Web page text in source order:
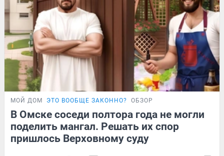
МОЙ ДОМ ЭТО ВООБЩЕ ЗАКОННО? ОБЗОР
В Омске соседи полтора года не могли
поделить мангал. Решать их спор
пришлось Верховному суду